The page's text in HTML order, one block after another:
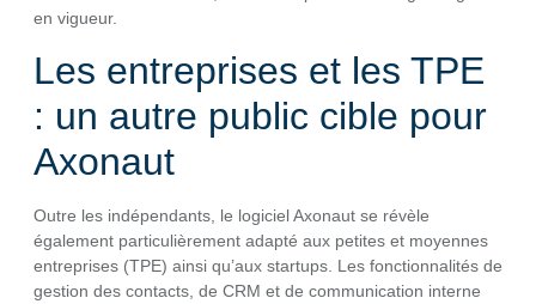
en vigueur.
Les entreprises et les TPE
: un autre public cible pour
Axonaut
Outre les indépendants, le logiciel Axonaut se révèle
également particulièrement adapté aux petites et moyennes
entreprises (TPE) ainsi qu’aux startups. Les fonctionnalités de
gestion des contacts, de CRM et de communication interne